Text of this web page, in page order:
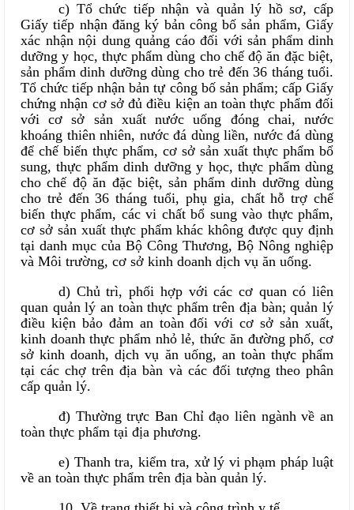
c) Tổ chức tiếp nhận và quản lý hồ sơ, cấp
Giấy tiếp nhận đăng ký bản công bố sản phẩm, Giấy
xác nhận nội dung quảng cáo đối với sản phẩm dinh
dưỡng y học, thực phẩm dùng cho chế độ ăn đặc biệt,
sản phẩm dinh dưỡng dùng cho trẻ đến 36 tháng tuổi.
Tổ chức tiếp nhận bản tự công bố sản phẩm; cấp Giấy
chứng nhận cơ sở đủ điều kiện an toàn thực phẩm đối
với cơ sở sản xuất nước uống đóng chai, nước
khoáng thiên nhiên, nước đá dùng liền, nước đá dùng
để chế biến thực phẩm, cơ sở sản xuất thực phẩm bổ
sung, thực phẩm dinh dưỡng y học, thực phẩm dùng
cho chế độ ăn đặc biệt, sản phẩm dinh dưỡng dùng
cho trẻ đến 36 tháng tuổi, phụ gia, chất hỗ trợ chế
biến thực phẩm, các vi chất bổ sung vào thực phẩm,
cơ sở sản xuất thực phẩm khác không được quy định
tại danh mục của Bộ Công Thương, Bộ Nông nghiệp
và Môi trường, cơ sở kinh doanh dịch vụ ăn uống.
d) Chủ trì, phối hợp với các cơ quan có liên
quan quản lý an toàn thực phẩm trên địa bàn; quản lý
điều kiện bảo đảm an toàn đối với cơ sở sản xuất,
kinh doanh thực phẩm nhỏ lẻ, thức ăn đường phố, cơ
sở kinh doanh, dịch vụ ăn uống, an toàn thực phẩm
tại các chợ trên địa bàn và các đối tượng theo phân
cấp quản lý.
đ) Thường trực Ban Chỉ đạo liên ngành về an
toàn thực phẩm tại địa phương.
e) Thanh tra, kiểm tra, xử lý vi phạm pháp luật
về an toàn thực phẩm trên địa bàn quản lý.